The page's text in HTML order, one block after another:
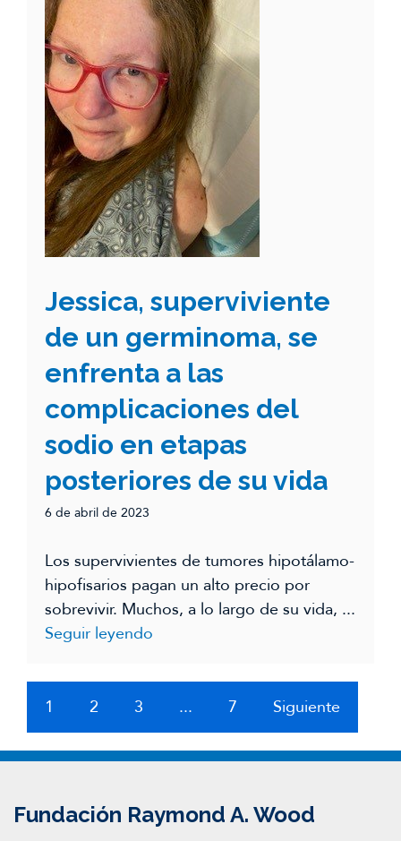
Jessica, superviviente
de un germinoma, se
enfrenta a las
complicaciones del
sodio en etapas
posteriores de su vida
6 de abril de 2023
Los supervivientes de tumores hipotálamo-
hipofisarios pagan un alto precio por
sobrevivir. Muchos, a lo largo de su vida, ...
Seguir leyendo
1 2 3 ... 7 Siguiente
Fundación Raymond A. Wood